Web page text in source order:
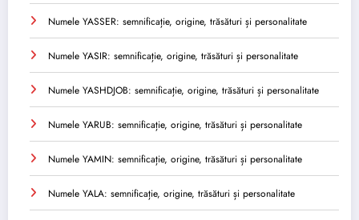
Numele YASSER: semnificație, origine, trăsături și personalitate
Numele YASIR: semnificație, origine, trăsături și personalitate
Numele YASHDJOB: semnificație, origine, trăsături și personalitate
Numele YARUB: semnificație, origine, trăsături și personalitate
Numele YAMIN: semnificație, origine, trăsături și personalitate
Numele YALA: semnificație, origine, trăsături și personalitate